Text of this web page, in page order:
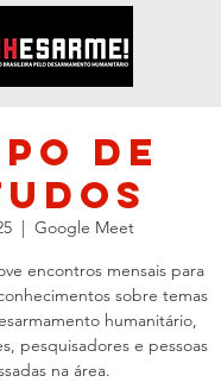
de
  |
Google Meet
encontros mensais para
sobre temas
humanitário,
pesquisadores e pessoas
na área.